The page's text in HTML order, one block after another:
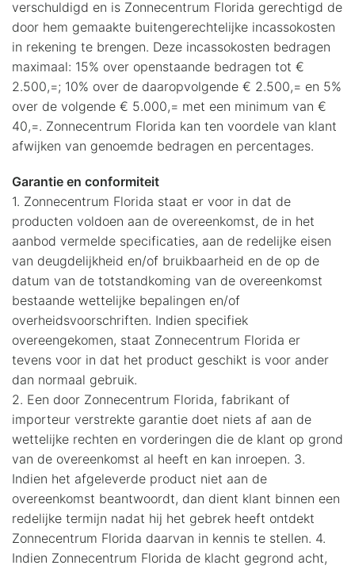
verschuldigd en is Zonnecentrum Florida gerechtigd de
door hem gemaakte buitengerechtelijke incassokosten
in rekening te brengen. Deze incassokosten bedragen
maximaal: 15% over openstaande bedragen tot €
2.500,=; 10% over de daaropvolgende € 2.500,= en 5%
over de volgende € 5.000,= met een minimum van €
40,=. Zonnecentrum Florida kan ten voordele van klant
afwijken van genoemde bedragen en percentages.
Garantie en conformiteit
1. Zonnecentrum Florida staat er voor in dat de
producten voldoen aan de overeenkomst, de in het
aanbod vermelde specificaties, aan de redelijke eisen
van deugdelijkheid en/of bruikbaarheid en de op de
datum van de totstandkoming van de overeenkomst
bestaande wettelijke bepalingen en/of
overheidsvoorschriften. Indien specifiek
overeengekomen, staat Zonnecentrum Florida er
tevens voor in dat het product geschikt is voor ander
dan normaal gebruik.
2. Een door Zonnecentrum Florida, fabrikant of
importeur verstrekte garantie doet niets af aan de
wettelijke rechten en vorderingen die de klant op grond
van de overeenkomst al heeft en kan inroepen. 3.
Indien het afgeleverde product niet aan de
overeenkomst beantwoordt, dan dient klant binnen een
redelijke termijn nadat hij het gebrek heeft ontdekt
Zonnecentrum Florida daarvan in kennis te stellen. 4.
Indien Zonnecentrum Florida de klacht gegrond acht,